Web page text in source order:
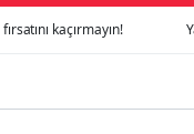
fırsatını kaçırmayın!